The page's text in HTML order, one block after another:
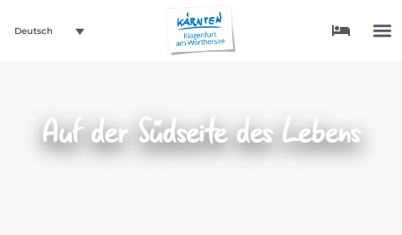
Deutsch
Auf der Südseite des Lebens